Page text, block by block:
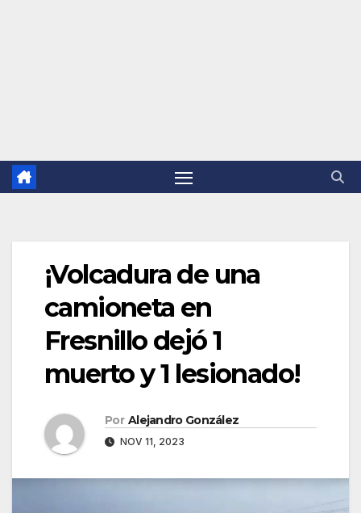
¡Volcadura de una
camioneta en
Fresnillo dejó 1
muerto y 1 lesionado!
Por Alejandro González
NOV 11, 2023